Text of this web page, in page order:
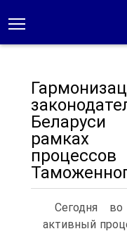
рамках
Сегодня
активный